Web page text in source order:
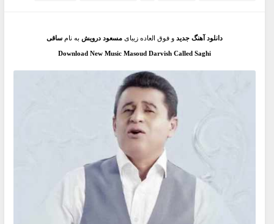
دانلود آهنگ جدیدو فوق العاده زیبای مسعود درویش به نام ساقی
Download New Music Masoud Darvish Called Saghi